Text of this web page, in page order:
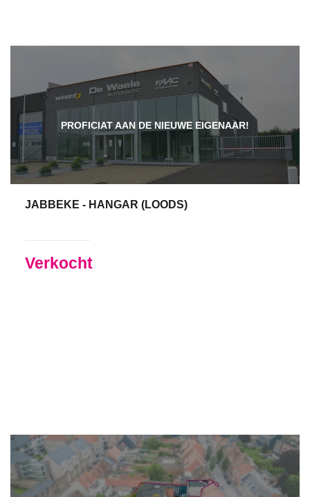
PROFICIAT AAN DE NIEUWE EIGENAAR!
JABBEKE - HANGAR (LOODS)
Verkocht